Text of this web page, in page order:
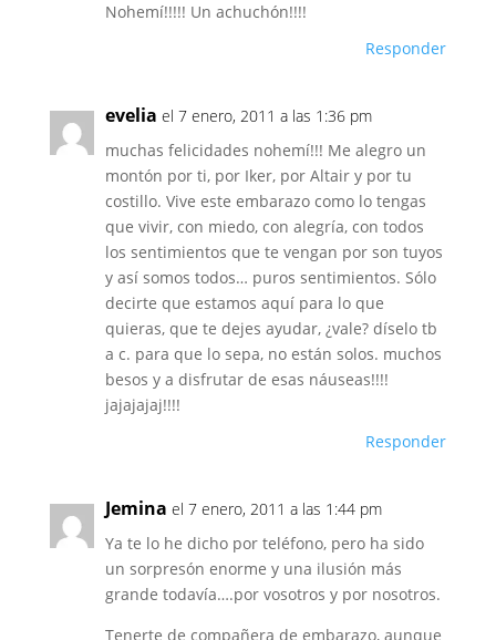
Nohemí!!!!! Un achuchón!!!!
Responder
evelia el 7 enero, 2011 a las 1:36 pm
muchas felicidades nohemí!!! Me alegro un
montón por ti, por Iker, por Altair y por tu
costillo. Vive este embarazo como lo tengas
que vivir, con miedo, con alegría, con todos
los sentimientos que te vengan por son tuyos
y así somos todos… puros sentimientos. Sólo
decirte que estamos aquí para lo que
quieras, que te dejes ayudar, ¿vale? díselo tb
a c. para que lo sepa, no están solos. muchos
besos y a disfrutar de esas náuseas!!!!
jajajajaj!!!!
Responder
Jemina el 7 enero, 2011 a las 1:44 pm
Ya te lo he dicho por teléfono, pero ha sido
un sorpresón enorme y una ilusión más
grande todavía….por vosotros y por nosotros.
Tenerte de compañera de embarazo, aunque